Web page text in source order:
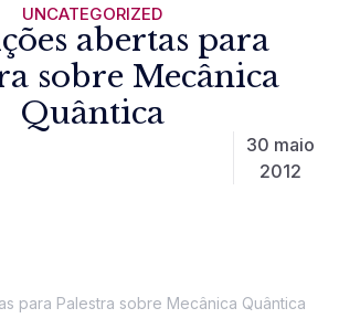
UNCATEGORIZED
abertas para
sobre Mecânica
Quântica
30 maio
2012
para Palestra sobre Mecânica Quântica